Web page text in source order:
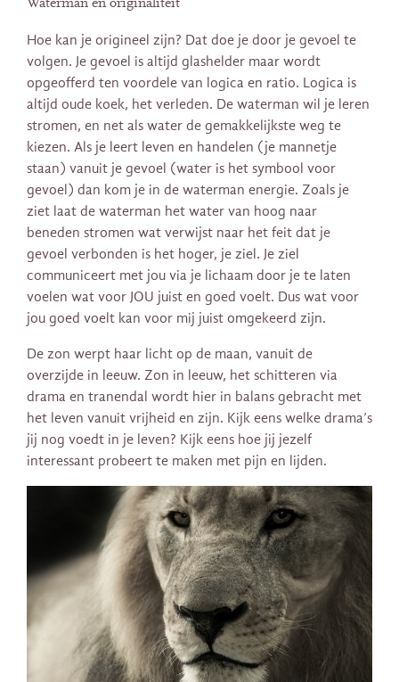
Waterman en originaliteit
Hoe kan je origineel zijn? Dat doe je door je gevoel te
volgen. Je gevoel is altijd glashelder maar wordt
opgeofferd ten voordele van logica en ratio. Logica is
altijd oude koek, het verleden. De waterman wil je leren
stromen, en net als water de gemakkelijkste weg te
kiezen. Als je leert leven en handelen (je mannetje
staan) vanuit je gevoel (water is het symbool voor
gevoel) dan kom je in de waterman energie. Zoals je
ziet laat de waterman het water van hoog naar
beneden stromen wat verwijst naar het feit dat je
gevoel verbonden is het hoger, je ziel. Je ziel
communiceert met jou via je lichaam door je te laten
voelen wat voor JOU juist en goed voelt. Dus wat voor
jou goed voelt kan voor mij juist omgekeerd zijn.
De zon werpt haar licht op de maan, vanuit de
overzijde in leeuw. Zon in leeuw, het schitteren via
drama en tranendal wordt hier in balans gebracht met
het leven vanuit vrijheid en zijn. Kijk eens welke drama’s
jij nog voedt in je leven? Kijk eens hoe jij jezelf
interessant probeert te maken met pijn en lijden.